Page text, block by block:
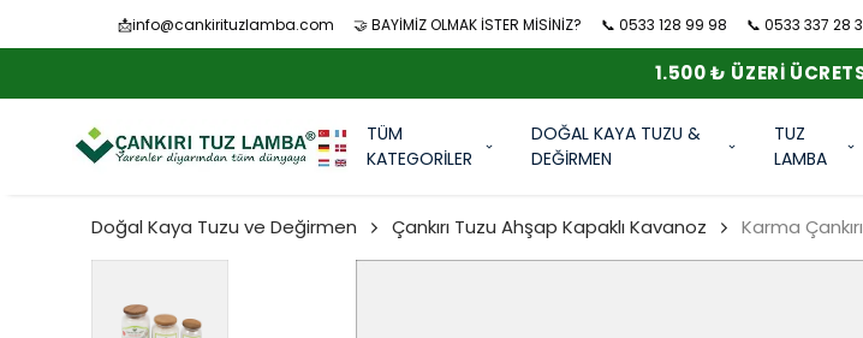
📩info@cankirituzlamba.com 🤝 BAYİMİZ OLMAK İSTER MİSİNİZ? 📞 0533 128 99 98 📞 0533 337 28
1.500 ₺ ÜZERI
TÜM
KATEGORİLER
DOĞAL KAYA TUZU &
DEĞİRMEN
TUZ
LAMBA
Doğal Kaya Tuzu ve Değirmen Çankırı Tuzu Ahşap Kapaklı Kavanoz Karma